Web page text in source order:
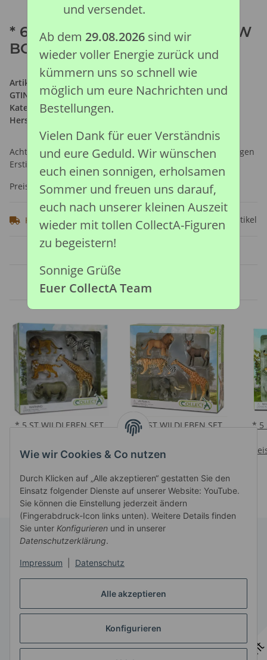
Alle akzeptieren
Konfigurieren
Wie wir Cookies & Co nutzen
Durch Klicken auf „Alle akzeptieren“ gestatten Sie den
Einsatz folgender Dienste auf unserer Website: YouTube.
Sie können die Einstellung jederzeit ändern
(Fingerabdruck-Icon links unten). Weitere Details finden
Sie unter Konfigurieren und in unserer
Datenschutzerklärung.
Impressum Datenschutz
* 6 ST WILDLEBEN SET WINDOW
BOX
Artikelnummer:
GTIN:
4892900899688
Kategorie:Auslaufmodelle
Hersteller:
Achtung: Nicht geeignet für Kinder unter 36 Monaten, wegen
Erstickungsgefahr durch verschluckbare Kleinteile.
Preise nach Anmeldung sichtbar
Knapper Lagerbestand Frage zum Artikel
Ähnliche Artikel
* 5 ST WILDLEBEN SET
Preise nach Anmeldung
* 5 ST WILDLEBEN SET
Preise nach Anmeldung
* 5
Informationen
Gesetzliche Informationen
Vertrag widerrufen
und versendet.
Ab dem 29.08.2026sind wir
wieder voller Energie zurück und
kümmern uns so schnell wie
möglich um eure Nachrichten und
Bestellungen.
Vielen Dank für euer Verständnis
und eure Geduld. Wir wünschen
euch einen sonnigen, erholsamen
Sommer und freuen uns darauf,
euch nach unserer kleinen Auszeit
wieder mit tollen CollectA-Figuren
zu begeistern!
Sonnige Grüße
Euer CollectA Team